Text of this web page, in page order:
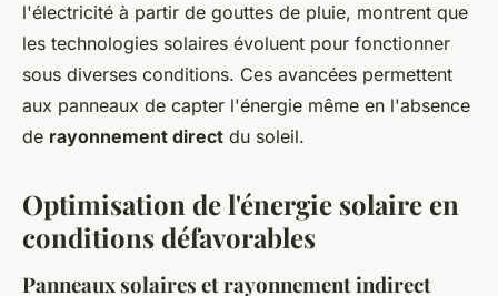
l'électricité à partir de gouttes de pluie, montrent que
les technologies solaires évoluent pour fonctionner
sous diverses conditions. Ces avancées permettent
aux panneaux de capter l'énergie même en l'absence
de rayonnement direct du soleil.
Optimisation de l'énergie solaire en
conditions défavorables
Panneaux solaires et rayonnement indirect